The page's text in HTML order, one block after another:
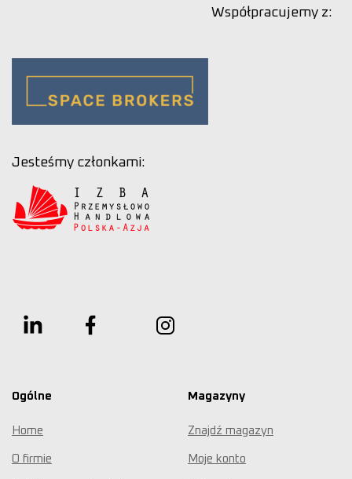
Współpracujemy z:
Jesteśmy członkami:
Ogólne
Home
O firmie
Magazyny
Znajdź magazyn
Moje konto